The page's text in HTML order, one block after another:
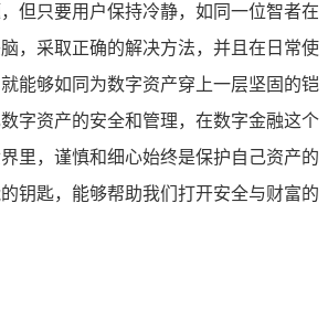
但只要用户保持冷静，如同一位智者在
，采取正确的解决方法，并且在日常使
能够如同为数字资产穿上一层坚固的铠
字资产的安全和管理，在数字金融这个
里，谨慎和细心始终是保护自己资产的
钥匙，能够帮助我们打开安全与财富的